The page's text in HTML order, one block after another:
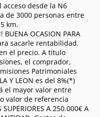
desde la N6
de 3000 personas entre
km.
BUENA OCASION PARA
sacarle rentabilidad.
el precio. A título
el comprador,
Patrimoniales
Y LEON es del 8%(*)
el mayor valor entre
valor de referencia
A 250.000€ A